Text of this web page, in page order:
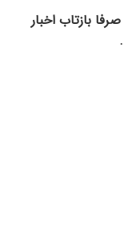
بازتاب اخبار